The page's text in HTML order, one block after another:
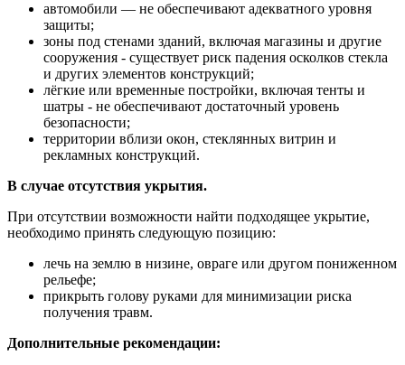
автомобили — не обеспечивают адекватного уровня
защиты;
зоны под стенами зданий, включая магазины и другие
сооружения - существует риск падения осколков стекла
и других элементов конструкций;
лёгкие или временные постройки, включая тенты и
шатры - не обеспечивают достаточный уровень
безопасности;
территории вблизи окон, стеклянных витрин и
рекламных конструкций.
В случае отсутствия укрытия.
При отсутствии возможности найти подходящее укрытие,
необходимо принять следующую позицию:
лечь на землю в низине, овраге или другом пониженном
рельефе;
прикрыть голову руками для минимизации риска
получения травм.
Дополнительные рекомендации: